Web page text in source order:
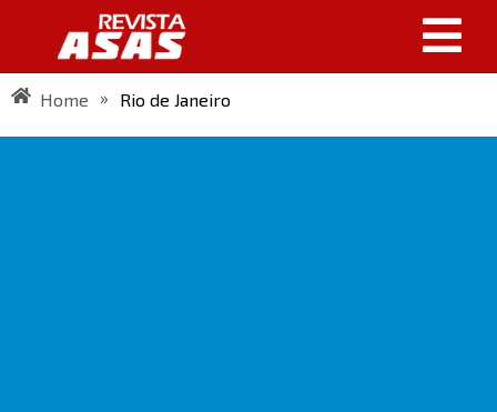
Home » Rio de Janeiro